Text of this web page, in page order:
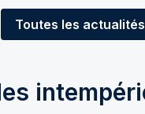
Toutes les actualités